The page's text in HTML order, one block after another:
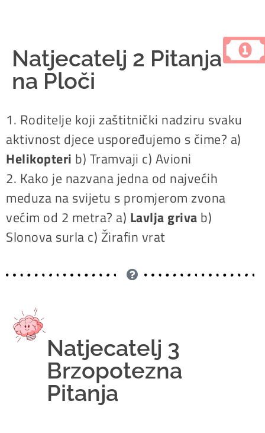
Natjecatelj 2 Pitanja
na Ploči
1. Roditelje koji zaštitnički nadziru svaku
aktivnost djece uspoređujemo s čime? a)
Helikopteri b) Tramvaji c) Avioni
2. Kako je nazvana jedna od najvećih
meduza na svijetu s promjerom zvona
većim od 2 metra? a) Lavlja griva b)
Slonova surla c) Žirafin vrat
Natjecatelj 3
Brzopotezna
Pitanja